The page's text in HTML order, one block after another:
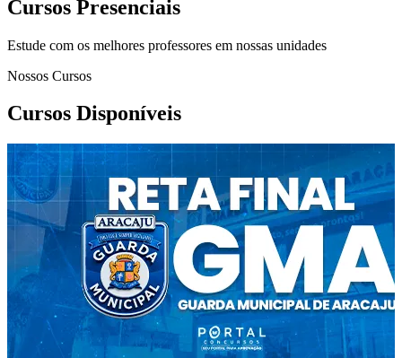
Cursos Presenciais
Estude com os melhores professores em nossas unidades
Nossos Cursos
Cursos Disponíveis